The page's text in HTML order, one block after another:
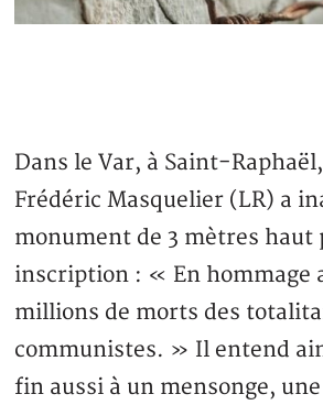
Dans le Var, à Saint-
Frédéric Masquelier (LR) a
monument de 3 mètres
inscription : « En hommage
millions de morts des
communistes. » Il entend
fin aussi à un mensonge,